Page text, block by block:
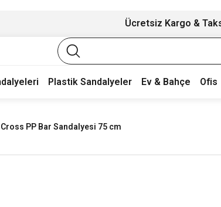
Ücretsiz Kargo &
Plastik Sandalyeler Ev & Bahçe Ofis
Cross PP Bar Sandalyesi 75 cm